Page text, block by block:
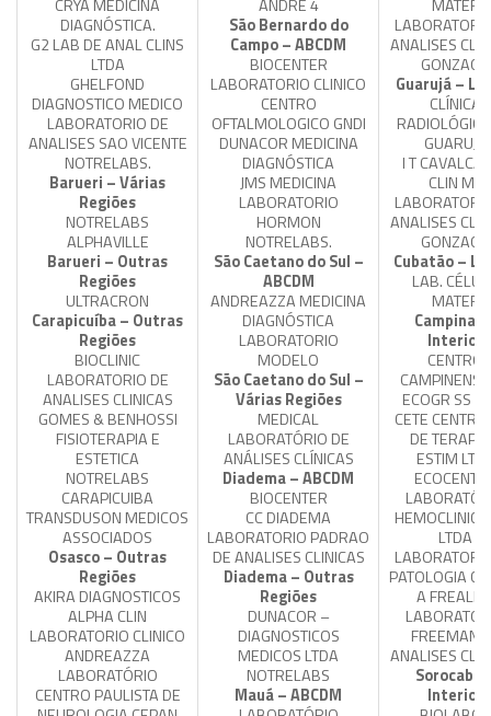
CRYA MEDICINA
DIAGNÓSTICA.
G2 LAB DE ANAL CLINS
LTDA
GHELFOND
DIAGNOSTICO MEDICO
LABORATORIO DE
ANALISES SAO VICENTE
NOTRELABS.
Barueri – Várias
Regiões
NOTRELABS
ALPHAVILLE
Barueri – Outras
Regiões
ULTRACRON
Carapicuíba – Outras
Regiões
BIOCLINIC
LABORATORIO DE
ANALISES CLINICAS
GOMES & BENHOSSI
FISIOTERAPIA E
ESTETICA
NOTRELABS
CARAPICUIBA
TRANSDUSON MEDICOS
ASSOCIADOS
Osasco – Outras
Regiões
AKIRA DIAGNOSTICOS
ALPHA CLIN
LABORATORIO CLINICO
ANDREAZZA
LABORATÓRIO
CENTRO PAULISTA DE
ANDRE 4
São Bernardo do
Campo – ABCDM
BIOCENTER
LABORATORIO CLINICO
CENTRO
OFTALMOLOGICO GNDI
DUNACOR MEDICINA
DIAGNÓSTICA
JMS MEDICINA
LABORATORIO
HORMON
NOTRELABS.
São Caetano do Sul –
ABCDM
ANDREAZZA MEDICINA
DIAGNÓSTICA
LABORATORIO
MODELO
São Caetano do Sul –
Várias Regiões
MEDICAL
LABORATÓRIO DE
ANÁLISES CLÍNICAS
Diadema – ABCDM
BIOCENTER
CC DIADEMA
LABORATORIO PADRAO
DE ANALISES CLINICAS
Diadema – Outras
Regiões
DUNACOR –
DIAGNOSTICOS
MEDICOS LTDA
NOTRELABS
Mauá – ABCDM
MATER
ANALISES
GONZAGA
Guarujá –
CLÍNICA
GUARUJÁ
I T
CLIN ME
ANALISES
GONZAGA
Cubatão –
LAB.
MATER
Campinas
Interior
CENTRO
ECOGR SS
CETE
DE
ESTIM
LTDA
PATOLOGIA
A
FREEMAN
ANALISES
Sorocaba
Interior